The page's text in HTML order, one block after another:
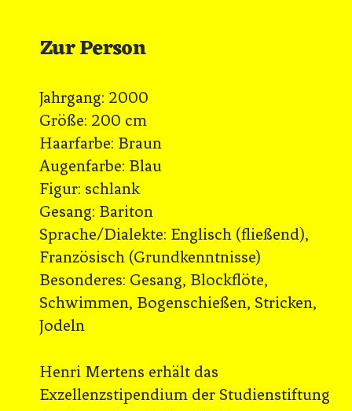
Zur Person
Jahrgang: 2000
Größe: 200 cm
Haarfarbe: Braun
Augenfarbe: Blau
Figur: schlank
Gesang: Bariton
Sprache/Dialekte: Englisch (fließend),
Französisch (Grundkenntnisse)
Besonderes: Gesang, Blockflöte,
Schwimmen, Bogenschießen, Stricken,
Jodeln
Henri Mertens erhält das
Exzellenzstipendium der Studienstiftung